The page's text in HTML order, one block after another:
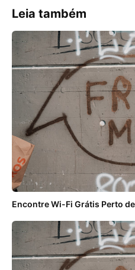
Leia também
Encontre Wi-Fi Grátis Perto